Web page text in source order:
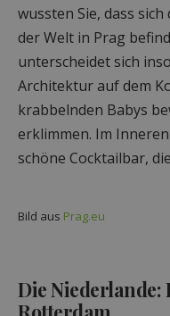
wussten Sie, dass
der Welt in Prag
unterscheidet sich
Architektur auf dem
krabbelnden Babys
erklimmen. Im
schöne Cocktailbar,
Bild aus Prag.eu
Die Niederlande: